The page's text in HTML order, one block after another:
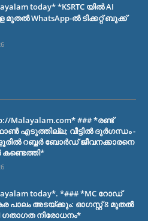
today* *KSRTC യിൽ AI
മുതൽ WhatsApp-ൽ ടിക്കറ്റ് ബുക്ക്
Malayalam.com* ### *രണ്ട്
എടുത്തില്ല; വീട്ടിൽ ദുർഗന്ധം -
റബ്ബർ ബോർഡ് ജീവനക്കാരനെ
കണ്ടെത്തി*
today*. *### *MC റോഡ്
പാലം അടയ്ക്കും: ഓഗസ്റ്റ് 8 മുതൽ
ഗതാഗത നിരോധനം*